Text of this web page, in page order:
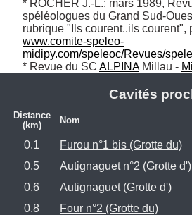
* ROCHER J.-L.: mars 1989,
spéléologues du Grand Sud-
www.comite-speleo-
midipy.com/speleoc/Revues/
* Revue du SC ALPINA Millau -
Cavités
Distance
(km)
Nom
0.1
Furou n°1 bis (Grotte du)
0.5
Autignaguet n°2 (Grotte d')
0.6
Autignaguet (Grotte d')
0.8
Four n°2 (Grotte du)